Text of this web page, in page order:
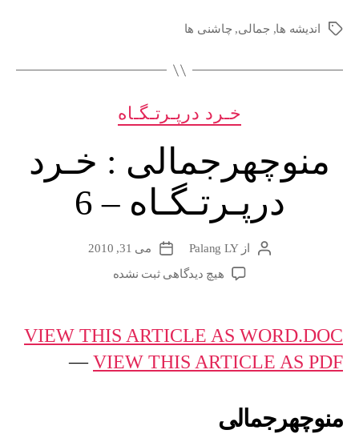
برچسب‌هااندیشه ها, جمالی, چاشنی ها
دسته‌ها
خـرد درپـرتـگـاه
منوچهرجمالی : خـرد
درپـرتـگـاه – 6
نویسندهٔ
نوشته
ازPalang LY
تاریخمی 31, 2010
هیچ دیدگاهیبرای
درپـرتـگـاه
–
ثبت نشده
VIEW THIS ARTICLE AS WORD.DOC
—VIEW THIS ARTICLE AS PDF
منوچهرجمالی